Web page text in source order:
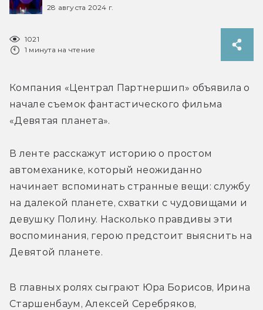
28 августа 2024 г.
1021
1 минута на чтение
Компания «Централ Партнершип» объявила о
«Девятая планета».
В ленте расскажут историю о простом
автомеханике, который неожиданно
начинает вспоминать странные вещи: службу
на далекой планете, схватки с чудовищами и
девушку Полину. Насколько правдивы эти
воспоминания, герою предстоит выяснить на
Девятой планете.
В главных ролях сыграют Юра Борисов, Ирина
Старшенбаум, Алексей Серебряков,